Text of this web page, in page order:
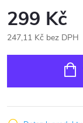
299 Kč
247,11 Kč bez DPH